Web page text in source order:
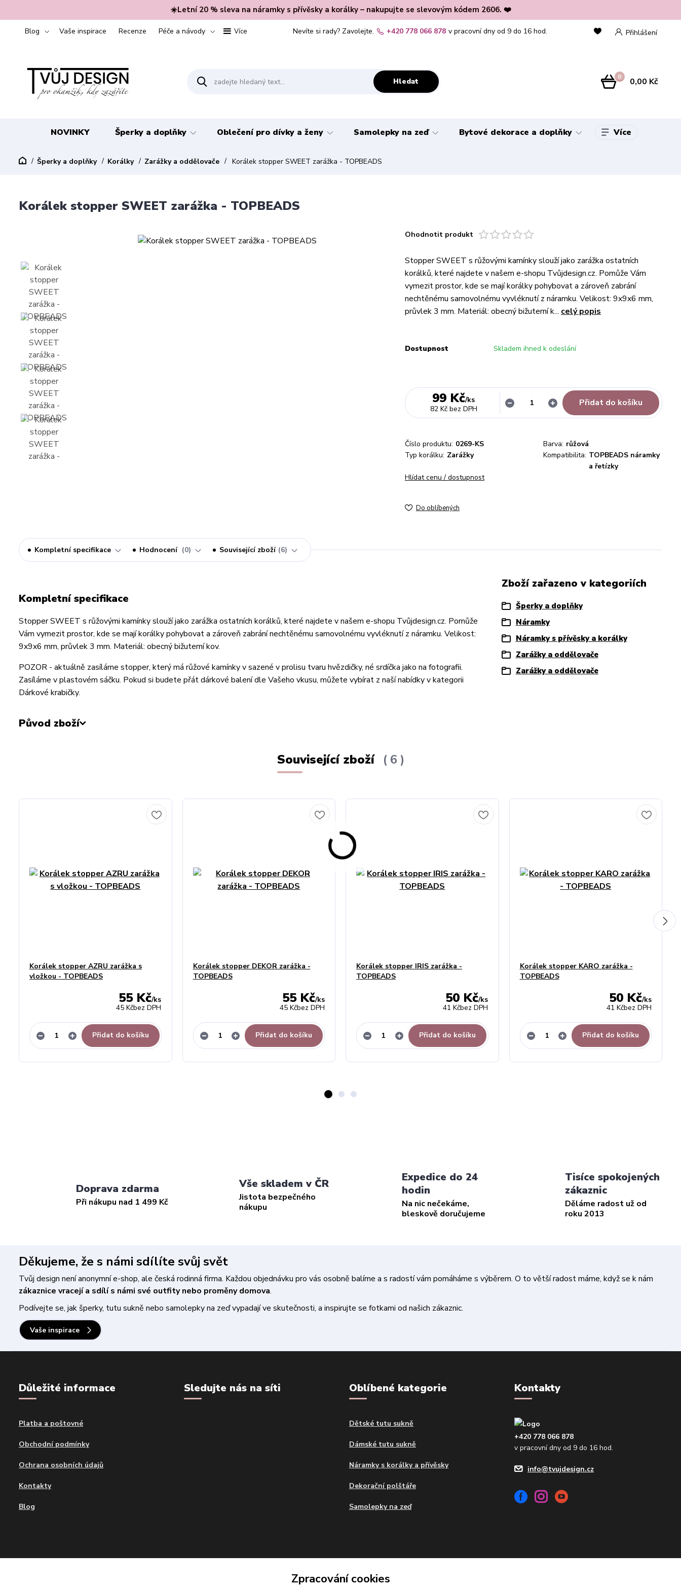
☀️Letní 20 % sleva na náramky s přívěsky a korálky – nakupujte se slevovým kódem 2606. ❤️
Blog Vaše inspirace Recenze Péče a návody Více Přihlášení
Hledat
Nevíte si rady? Zavolejte. +420 778 066 878 v pracovní dny od 9 do 16 hod.
0 0,00 Kč
NOVINKY Šperky a doplňky Oblečení pro dívky a ženy Samolepky na zeď Bytové dekorace a doplňky Více
Šperky a doplňky Korálky Zarážky a oddělovače Korálek stopper SWEET zarážka - TOPBEADS
Korálek stopper SWEET zarážka - TOPBEADS
Ohodnotit produkt
Stopper SWEET s růžovými kamínky slouží jako zarážka ostatních
korálků, které najdete v našem e-shopu Tvůjdesign.cz. Pomůže Vám
vymezit prostor, kde se mají korálky pohybovat a zároveň zabrání
nechtěnému samovolnému vyvléknutí z náramku. Velikost: 9x9x6 mm,
průvlek 3 mm. Materiál: obecný bižuterní k... celý popis
Dostupnost Skladem ihned k odeslání
99 Kč/ks
82 Kč bez DPH
Přidat do košíku
Číslo produktu: 0269-KS Barva: růžová
Typ korálku: Zarážky Kompatibilita: TOPBEADS náramky
a řetízky
Hlídat cenu / dostupnost
Do oblíbených
Kompletní specifikace Hodnocení 0 Související zboží 6
Kompletní specifikace
Stopper SWEET s růžovými kamínky slouží jako zarážka ostatních korálků, které najdete v našem e-shopu Tvůjdesign.cz. Pomůže
Vám vymezit prostor, kde se mají korálky pohybovat a zároveň zabrání nechtěnému samovolnému vyvléknutí z náramku. Velikost:
9x9x6 mm, průvlek 3 mm. Materiál: obecný bižuterní kov.
POZOR - aktuálně zasíláme stopper, který má růžové kamínky v sazené v prolisu tvaru hvězdičky, né srdíčka jako na fotografii.
Zasíláme v plastovém sáčku. Pokud si budete přát dárkové balení dle Vašeho vkusu, můžete vybírat z naší nabídky v kategorii
Dárkové krabičky.
Původ zboží
Zboží zařazeno v kategoriích
Šperky a doplňky
Náramky
Náramky s přívěsky a korálky
Zarážky a oddělovače
Zarážky a oddělovače
Související zboží 6
Korálek stopper AZRU zarážka s
vložkou - TOPBEADS
55 Kč/ks
45 Kčbez DPH
Přidat do košíku
Korálek stopper DEKOR zarážka -
TOPBEADS
55 Kč/ks
45 Kčbez DPH
Přidat do košíku
Korálek stopper IRIS zarážka -
TOPBEADS
50 Kč/ks
41 Kčbez DPH
Přidat do košíku
Korálek stopper KARO zarážka -
TOPBEADS
50 Kč/ks
41 Kčbez DPH
Přidat do košíku
Doprava zdarma
Při nákupu nad 1 499 Kč
Vše skladem v ČR
Jistota bezpečného
nákupu
Expedice do 24
hodin
Na nic nečekáme,
bleskově doručujeme
Tisíce spokojených
zákaznic
Děláme radost už od
roku 2013
Děkujeme, že s námi sdílíte svůj svět
Tvůj design není anonymní e-shop, ale česká rodinná firma. Každou objednávku pro vás osobně balíme a s radostí vám pomáháme s výběrem. O to větší radost máme, když se k nám
zákaznice vracejí a sdílí s námi své outfity nebo proměny domova.
Podívejte se, jak šperky, tutu sukně nebo samolepky na zeď vypadají ve skutečnosti, a inspirujte se fotkami od našich zákaznic.
Vaše inspirace
Důležité informace
Platba a poštovné
Obchodní podmínky
Ochrana osobních údajů
Kontakty
Blog
Sledujte nás na síti Oblíbené kategorie
Dětské tutu sukně
Dámské tutu sukně
Náramky s korálky a přívěsky
Dekorační polštáře
Samolepky na zeď
Kontakty
+420 778 066 878
v pracovní dny od 9 do 16 hod.
info@tvujdesign.cz
Zpracování cookies